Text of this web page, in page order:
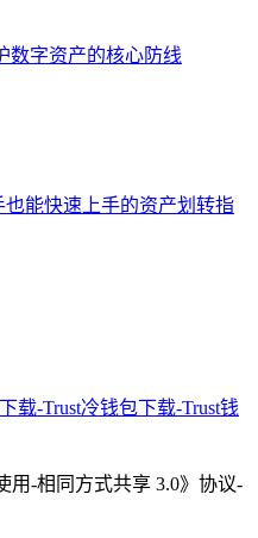
数字资产的核心防线
也能快速上手的资产划转指
载-Trust冷钱包下载-Trust钱
用-相同方式共享 3.0》协议-